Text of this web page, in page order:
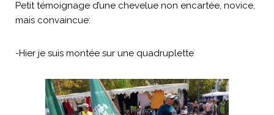
Petit témoignage d’une chevelue non encartée, novice,
mais convaincue:
-Hier je suis montée sur une quadruplette